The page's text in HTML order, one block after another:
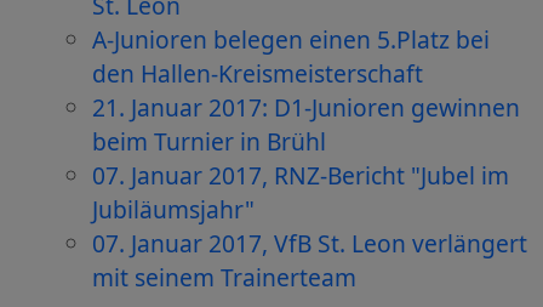
A-Junioren belegen einen 5.Platz bei
den Hallen-Kreismeisterschaft
21. Januar 2017: D1-Junioren gewinnen
beim Turnier in Brühl
07. Januar 2017, RNZ-Bericht "Jubel im
Jubiläumsjahr"
07. Januar 2017, VfB St. Leon verlängert
mit seinem Trainerteam